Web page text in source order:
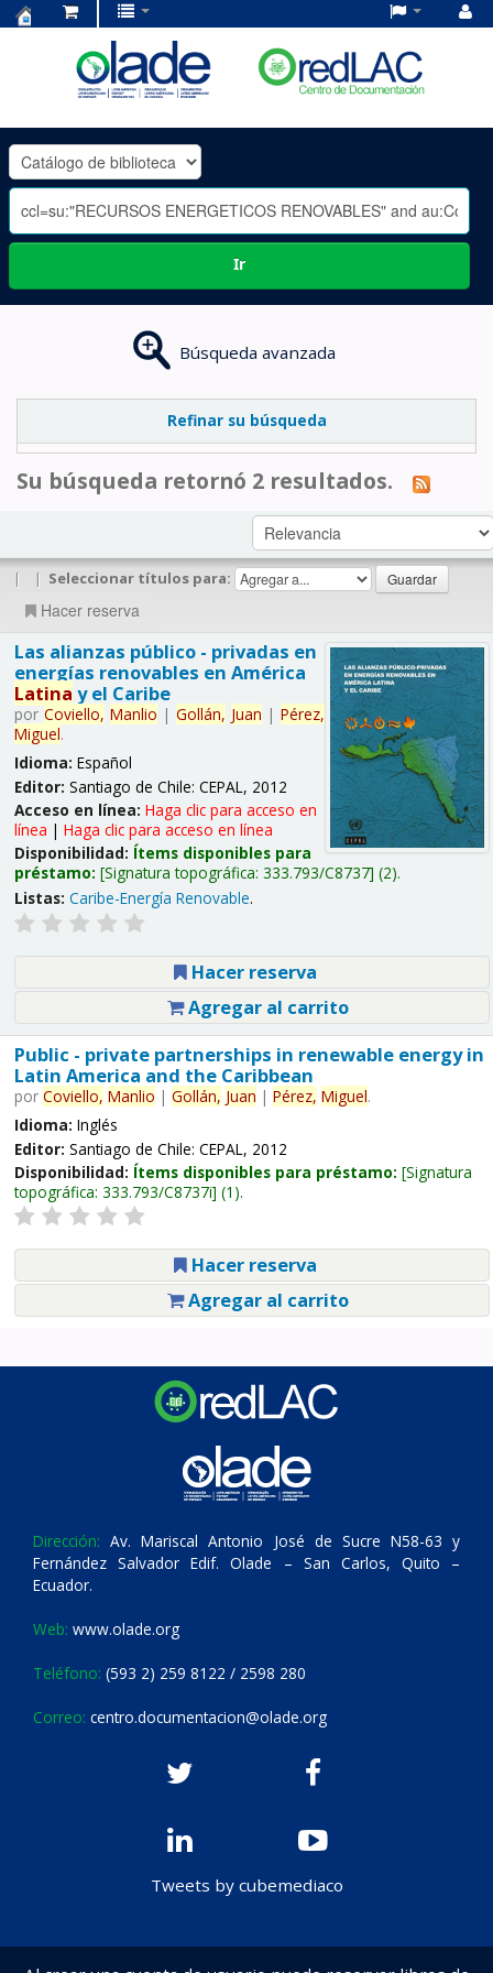
OLADE
-
Ir
Búsqueda avanzada
Refinar su búsqueda
Su búsqueda retornó 2 resultados.
| | Seleccionar títulos para:
Hacer reserva
Las alianzas público - privadas en
energías renovables en América
Latina y el Caribe
por Coviello, Manlio | Gollán, Juan | Pérez,
Miguel.
Idioma: Español
Editor: Santiago de Chile: CEPAL, 2012
Acceso en línea: Haga clic para acceso en
línea | Haga clic para acceso en línea
Disponibilidad: Ítems disponibles para
préstamo: Signatura topográfica: 333.793/C8737 (2).
Listas: Caribe-Energía Renovable.
Hacer reserva
Agregar al carrito
Public - private partnerships in renewable energy in
Latin America and the Caribbean
por Coviello, Manlio | Gollán, Juan | Pérez, Miguel.
Idioma: Inglés
Editor: Santiago de Chile: CEPAL, 2012
Disponibilidad: Ítems disponibles para préstamo: Signatura
topográfica: 333.793/C8737i (1).
Hacer reserva
Agregar al carrito
Dirección: Av. Mariscal Antonio José de Sucre N58-63 y
Fernández Salvador Edif. Olade – San Carlos, Quito –
Ecuador.
Web: www.olade.org
Teléfono: (593 2) 259 8122 / 2598 280
Correo: centro.documentacion@olade.org
Tweets by cubemediaco